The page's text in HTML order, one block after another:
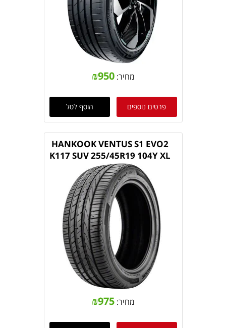
מחיר: ₪950
פרטים נוספים הוסף לסל
HANKOOK VENTUS S1 EVO2
K117 SUV 255/45R19 104Y XL
מחיר: ₪975